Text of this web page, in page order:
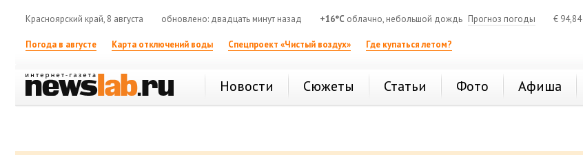
Красноярский край, 8 августа обновлено: двадцать минут назад +16°C облачно, небольшой дождь Прогноз погоды € 94,84
Погода в августе Карта отключений воды Спецпроект «Чистый воздух» Где купаться летом?
Новости Сюжеты Статьи Фото Афиша